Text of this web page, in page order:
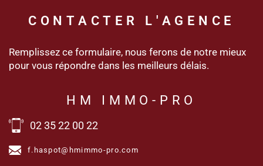
CONTACTER L'AGENCE
Remplissez ce formulaire, nous ferons de notre mieux
pour vous répondre dans les meilleurs délais.
HM IMMO-PRO
02 35 22 00 22
f.haspot@hmimmo-pro.com